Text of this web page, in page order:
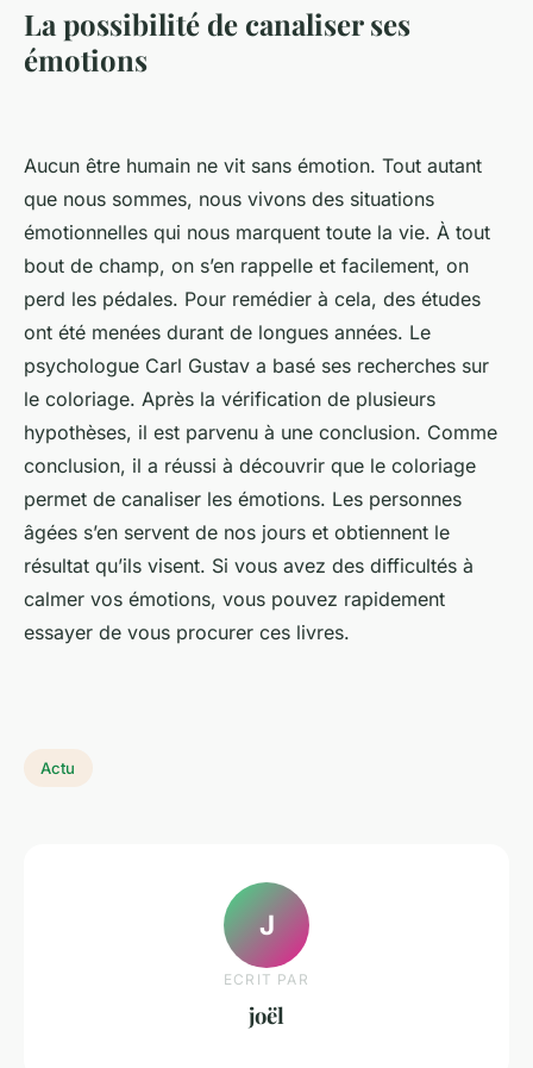
La possibilité de canaliser ses
émotions
Aucun être humain ne vit sans émotion. Tout autant
que nous sommes, nous vivons des situations
émotionnelles qui nous marquent toute la vie. À tout
bout de champ, on s’en rappelle et facilement, on
perd les pédales. Pour remédier à cela, des études
ont été menées durant de longues années. Le
psychologue Carl Gustav a basé ses recherches sur
le coloriage. Après la vérification de plusieurs
hypothèses, il est parvenu à une conclusion. Comme
conclusion, il a réussi à découvrir que le coloriage
permet de canaliser les émotions. Les personnes
âgées s’en servent de nos jours et obtiennent le
résultat qu’ils visent. Si vous avez des difficultés à
calmer vos émotions, vous pouvez rapidement
essayer de vous procurer ces livres.
Actu
J
ECRIT PAR
joël